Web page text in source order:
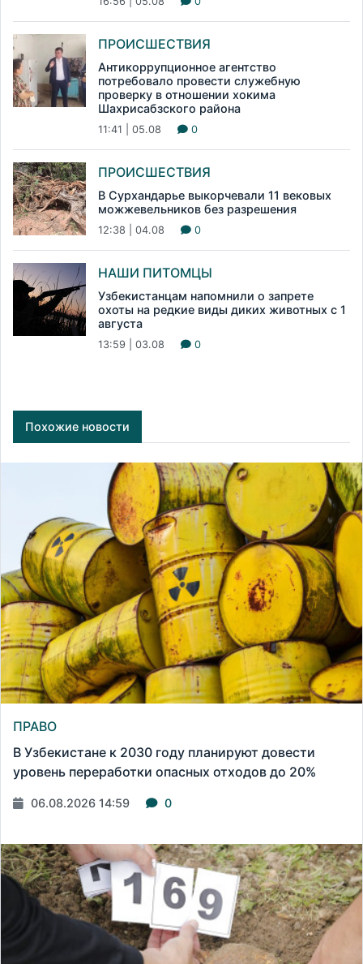
ПРОИСШЕСТВИЯ
Антикоррупционное агентство
потребовало провести служебную
проверку в отношении хокима
Шахрисабзского района
11:41 | 05.08 0
ПРОИСШЕСТВИЯ
В Сурхандарье выкорчевали 11 вековых
можжевельников без разрешения
12:38 | 04.08 0
НАШИ ПИТОМЦЫ
Узбекистанцам напомнили о запрете
охоты на редкие виды диких животных с 1
августа
13:59 | 03.08 0
Похожие новости
ПРАВО
В Узбекистане к 2030 году планируют довести
уровень переработки опасных отходов до 20%
06.08.2026 14:59 0